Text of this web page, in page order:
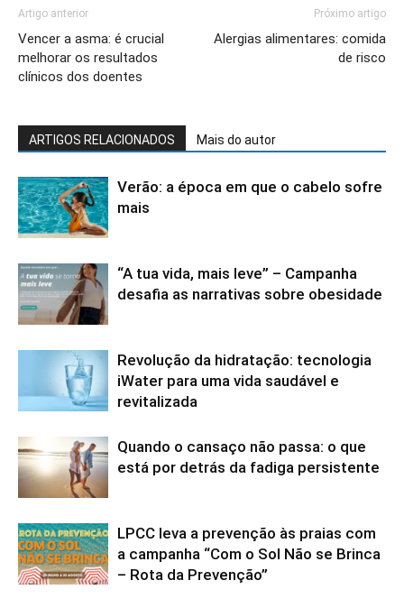
Artigo anterior
Vencer a asma: é crucial
melhorar os resultados
clínicos dos doentes
Próximo artigo
Alergias alimentares: comida
de risco
ARTIGOS RELACIONADOS Mais do autor
Verão: a época em que o cabelo sofre
mais
“A tua vida, mais leve” – Campanha
desafia as narrativas sobre obesidade
Revolução da hidratação: tecnologia
iWater para uma vida saudável e
revitalizada
Quando o cansaço não passa: o que
está por detrás da fadiga persistente
LPCC leva a prevenção às praias com
a campanha “Com o Sol Não se Brinca
– Rota da Prevenção”